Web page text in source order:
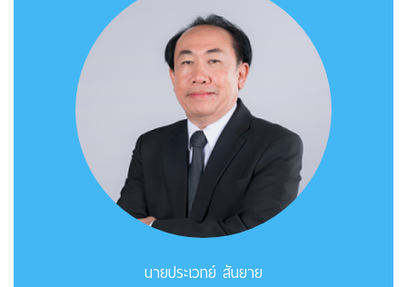
นายประเวทย์ สันยาย